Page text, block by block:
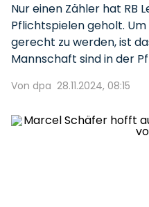
Nur einen Zähler hat RB
Pflichtspielen geholt.
gerecht zu werden, ist
Mannschaft sind in der
Von dpa 28.11.2024, 08:15